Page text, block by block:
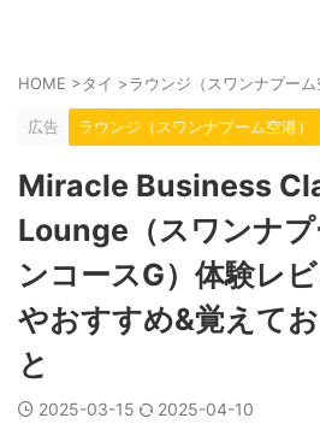
HOME >タイ >ラウンジ（スワンナプーム
広告 ラウンジ（スワンナプーム空港）
Miracle Business
Lounge（スワンナ
ンコースG）体験レ
やおすすめ&覚えて
と
2025-03-15 2025-04-10